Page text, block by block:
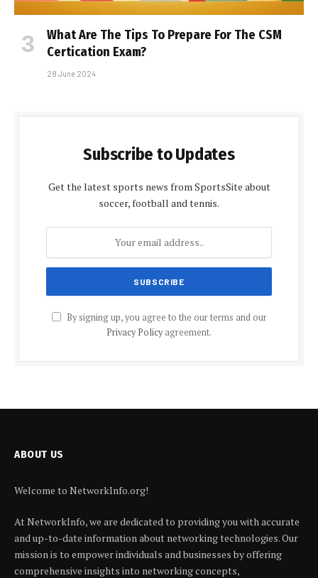
What Are The Tips To Prepare For The CSM
Certification Exam?
28 June 2024
Subscribe to Updates
Get the latest sports news from SportsSite about
soccer, football and tennis.
By signing up, you agree to the our terms and our
Privacy Policyagreement.
ABOUT US
Welcome to NetworkInfo.org!
At NetworkInfo, we are dedicated to providing you with accurate
and up-to-date information about networking technologies. Our
mission is to empower individuals and businesses by offering
comprehensive insights into networking concepts,